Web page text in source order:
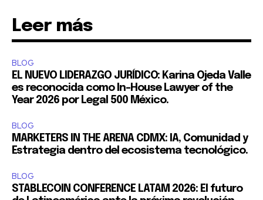
Leer más
BLOG
EL NUEVO LIDERAZGO JURÍDICO: Karina Ojeda Valle
es reconocida como In-House Lawyer of the
Year 2026 por Legal 500 México.
BLOG
MARKETERS IN THE ARENA CDMX: IA, Comunidad y
Estrategia dentro del ecosistema tecnológico.
BLOG
STABLECOIN CONFERENCE LATAM 2026: El futuro